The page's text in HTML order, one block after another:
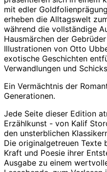
mit edler
erheben die Alltagswelt
während die vollständige
Hausmärchen der
Illustrationen von Otto
exotische Geschichten
Verwandlungen und
Ein Vermächtnis der
Generationen.
Jede Seite dieser Edition
Erzählkunst - von Kalif
den unsterblichen
Die originalgetreuen Texte
Kraft und Poesie ihrer
Ausgabe zu einem